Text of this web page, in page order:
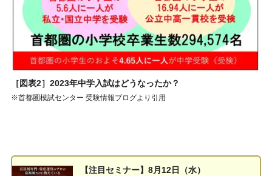
［図表2］2023年中学入試はどうなったか？
※首都圏模試センター 受験情報ブログより引用
【注目セミナー】8月12日（水）